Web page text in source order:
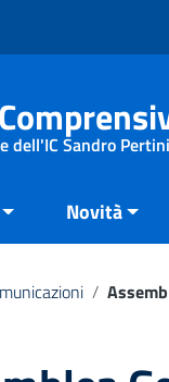
dell'IC Sandro
Novità
/